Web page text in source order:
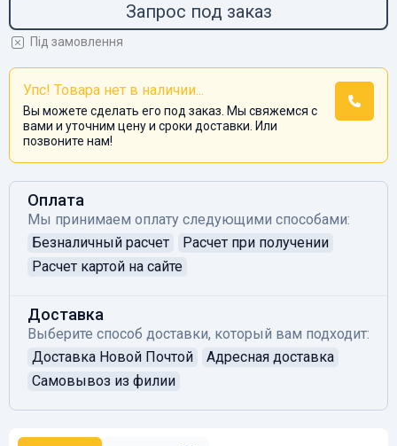
Запрос под заказ
Під замовлення
Упс! Товара нет в наличии...
Вы можете сделать его под заказ. Мы свяжемся с
вами и уточним цену и сроки доставки. Или
позвоните нам!
Оплата
Мы принимаем оплату следующими способами:
Безналичный расчет
Расчет при получении
Расчет картой на сайте
Доставка
Выберите способ доставки, который вам подходит:
Доставка Новой Почтой
Адресная доставка
Самовывоз из филии